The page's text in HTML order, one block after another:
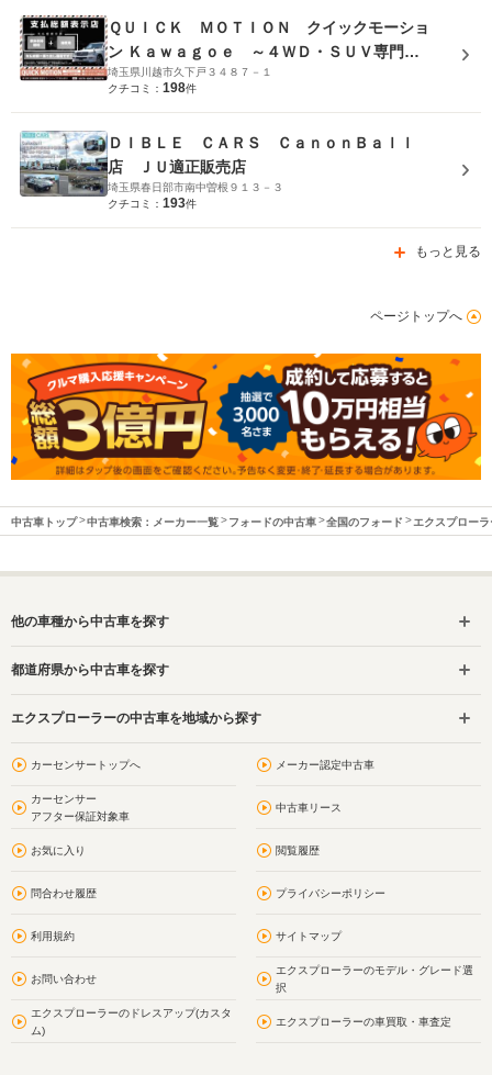
ＱＵＩＣＫ ＭＯＴＩＯＮ クイックモーショ
ン Ｋａｗａｇｏｅ ～４ＷＤ・ＳＵＶ専門店
～
埼玉県川越市久下戸３４８７－１
クチコミ： 198件
ＤＩＢＬＥ ＣＡＲＳ ＣａｎｏｎＢａｌｌ
店 ＪＵ適正販売店
埼玉県春日部市南中曽根９１３－３
クチコミ： 193件
もっと見る
ページトップへ
中古車トップ 中古車検索：メーカー一覧 フォードの中古車 全国のフォード エクスプロー
他の車種から中古車を探す
都道府県から中古車を探す
エクスプローラーの中古車を地域から探す
カーセンサートップへ メーカー認定中古車
カーセンサー
アフター保証対象車
中古車リース
お気に入り 閲覧履歴
問合わせ履歴 プライバシーポリシー
利用規約 サイトマップ
お問い合わせ
エクスプローラーのモデル・グレード選
択
エクスプローラーのドレスアップ(カスタ
ム)
エクスプローラーの車買取・車査定